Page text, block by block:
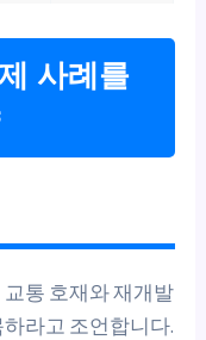
사례를
통 호재와 재개발
라고 조언합니다.